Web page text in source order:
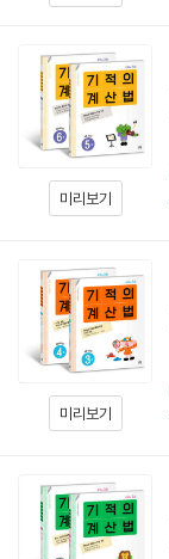
미리보기
미리보기